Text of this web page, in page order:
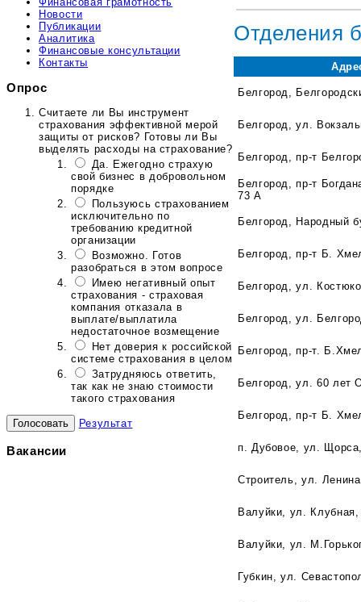
Новости
Публикации
Аналитика
Финансовые консультации
Контакты
Опрос
Считаете ли Вы инструмент
страхования эффективной мерой
защиты от рисков? Готовы ли Вы
выделять расходы на страхование?
Да. Ежегодно страхую
свой бизнес в добровольном
порядке
Пользуюсь страхованием
исключительно по
требованию кредитной
организации
Возможно. Готов
разобраться в этом вопросе
Имею негативный опыт
страхования - страховая
компания отказала в
выплате/выплатила
недостаточное возмещение
Нет доверия к российской
системе страхования в целом
Затрудняюсь ответить,
так как не знаю стоимости
такого страхования
Результат
Вакансии
Отделения
Белгород,
Белгород, ул.
Белгород, пр-т
Белгород, пр-т
73 А
Белгород, Народный
Белгород, пр-т Б.
Белгород, ул.
Белгород, ул.
Белгород, пр-т.
Белгород, ул. 60 лет
Белгород, пр-т Б.
п. Дубовое, ул.
Строитель, ул.
Валуйки, ул. Клубная,
Валуйки, ул.
Губкин, ул.